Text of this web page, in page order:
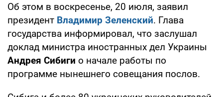
Об этом в воскресенье, 20 июля, заявил
президент Владимир Зеленский. Глава
государства информировал, что заслушал
доклад министра иностранных дел Украины
Андрея Сибиги о начале работы по
программе нынешнего совещания послов.